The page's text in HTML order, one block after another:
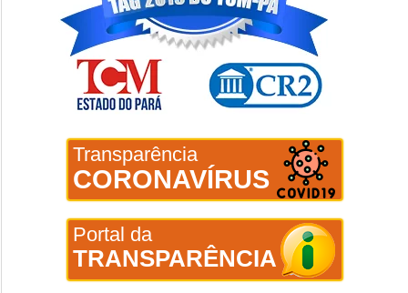
Transparência
CORONAVÍRUS
Portal da
TRANSPARÊNCIA